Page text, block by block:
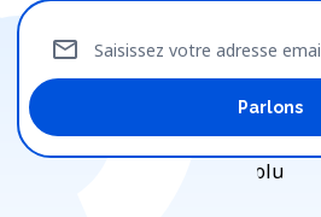
Saisissez votre adresse
mail
Parlons